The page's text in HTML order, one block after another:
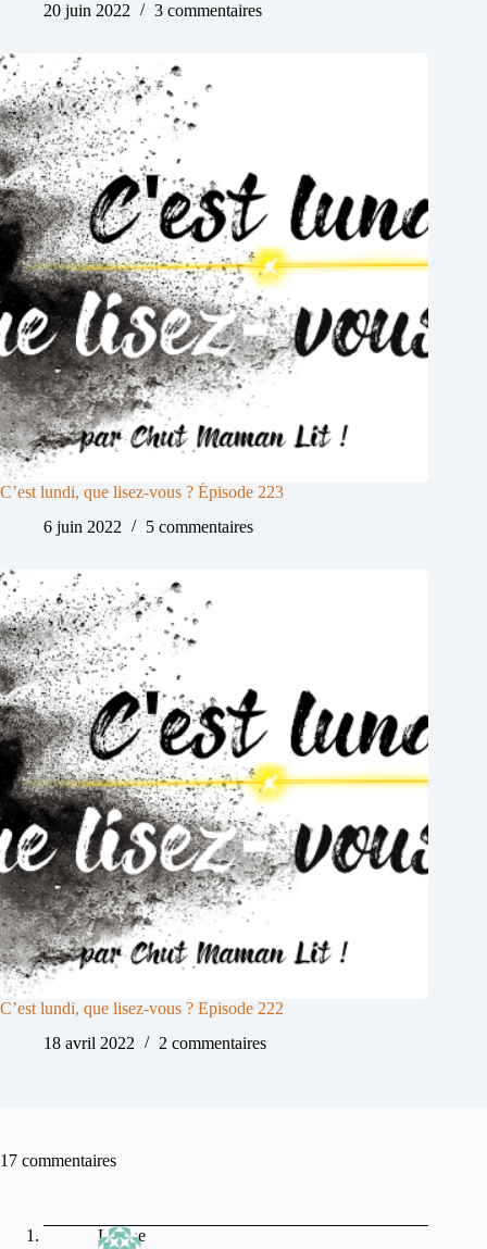
20 juin 2022
3 commentaires
C’est lundi, que lisez-vous ? Épisode 223
6 juin 2022
5 commentaires
C’est lundi, que lisez-vous ? Episode 222
18 avril 2022
2 commentaires
17 commentaires
Lianne